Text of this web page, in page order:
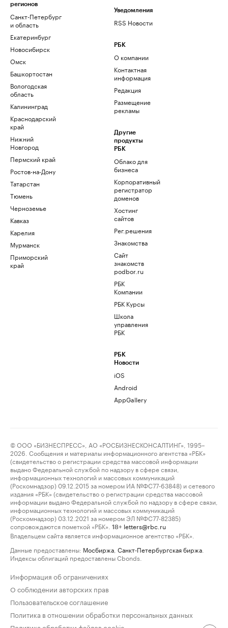
регионов
Санкт-Петербург
и область
Екатеринбург
Новосибирск
Омск
Башкортостан
Вологодская
область
Калининград
Краснодарский
край
Нижний
Новгород
Пермский край
Ростов-на-Дону
Татарстан
Тюмень
Черноземье
Кавказ
Карелия
Мурманск
Приморский
край
Уведомления
RSS Новости
РБК
О компании
Контактная
информация
Редакция
Размещение
рекламы
Другие
продукты
РБК
Облако для
бизнеса
Корпоративный
регистратор
доменов
Хостинг
сайтов
Рег.решения
Знакомства
Сайт
знакомств
podbor.ru
РБК
Компании
РБК Курсы
Школа
управления
РБК
РБК
Новости
iOS
Android
AppGallery
© ООО «БИЗНЕСПРЕСС», АО «РОСБИЗНЕСКОНСАЛТИНГ», 1995–
2026. Сообщения и материалы информационного агентства «РБК»
(свидетельство о регистрации средства массовой информации
выдано Федеральной службой по надзору в сфере связи,
информационных технологий и массовых коммуникаций
(Роскомнадзор) 09.12.2015 за номером ИА №ФС77-63848) и сетевого
издания «РБК» (свидетельство о регистрации средства массовой
информации выдано Федеральной службой по надзору в сфере связи,
информационных технологий и массовых коммуникаций
(Роскомнадзор) 03.12.2021 за номером ЭЛ №ФС77-82385)
сопровождаются пометкой «РБК».
18+ letters@rbc.ru
Владельцем сайта является информационное агентство «РБК».
Данные предоставлены: Мосбиржа Санкт-Петербургская биржа
Индексы облигаций предоставлены Cbonds.
Информация об ограничениях
О соблюдении авторских прав
Пользовательское соглашение
Политика в отношении обработки персональных данных